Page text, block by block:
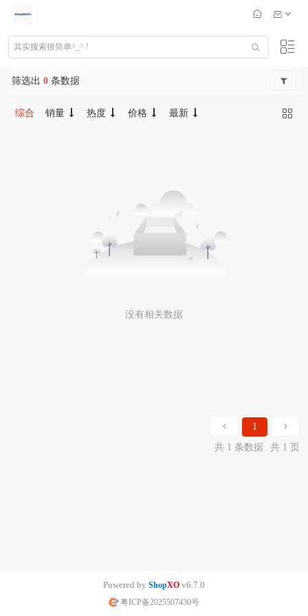
筛选出 0 条数据
综合 销量 热度 价格 最新
没有相关数据
1
共 1 条数据
共 1 页
Powered by ShopXO v6.7.0
粤ICP备2025507430号